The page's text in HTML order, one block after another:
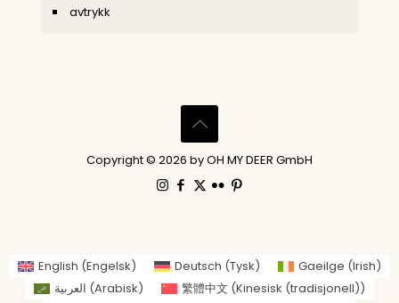
avtrykk
Copyright © 2026 by OH MY DEER GmbH
English (Engelsk) Deutsch (Tysk) Gaeilge (Irish)
العربية (Arabisk) 繁體中文 (Kinesisk (tradisjonell))